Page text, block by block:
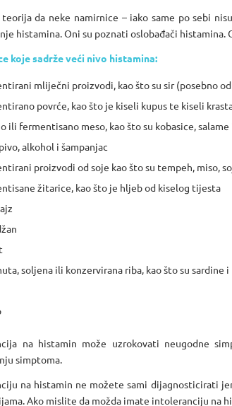
da neke namirnice – iako same po sebi
histamina. Oni su poznati oslobađači
koje sadrže veći nivo histamina:
mliječni proizvodi, kao što su sir (posebno
povrće, kao što je kiseli kupus te kiseli
ili fermentisano meso, kao što su kobasice,
alkohol i šampanjac
proizvodi od soje kao što su tempeh, miso,
žitarice, kao što je hljeb od kiselog tijesta
soljena ili konzervirana riba, kao što su sardine i
na histamin može uzrokovati neugodne
simptoma.
na histamin ne možete sami dijagnosticirati
Ako mislite da možda imate intoleranciju na